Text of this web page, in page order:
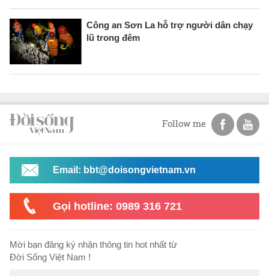
Công an Sơn La hỗ trợ người dân chạy
lũ trong đêm
Follow me
Email: bbt@doisongvietnam.vn
Gọi hotline: 0989 316 721
Mời bạn đăng ký nhận thông tin hot nhất từ
Đời Sống Việt Nam !